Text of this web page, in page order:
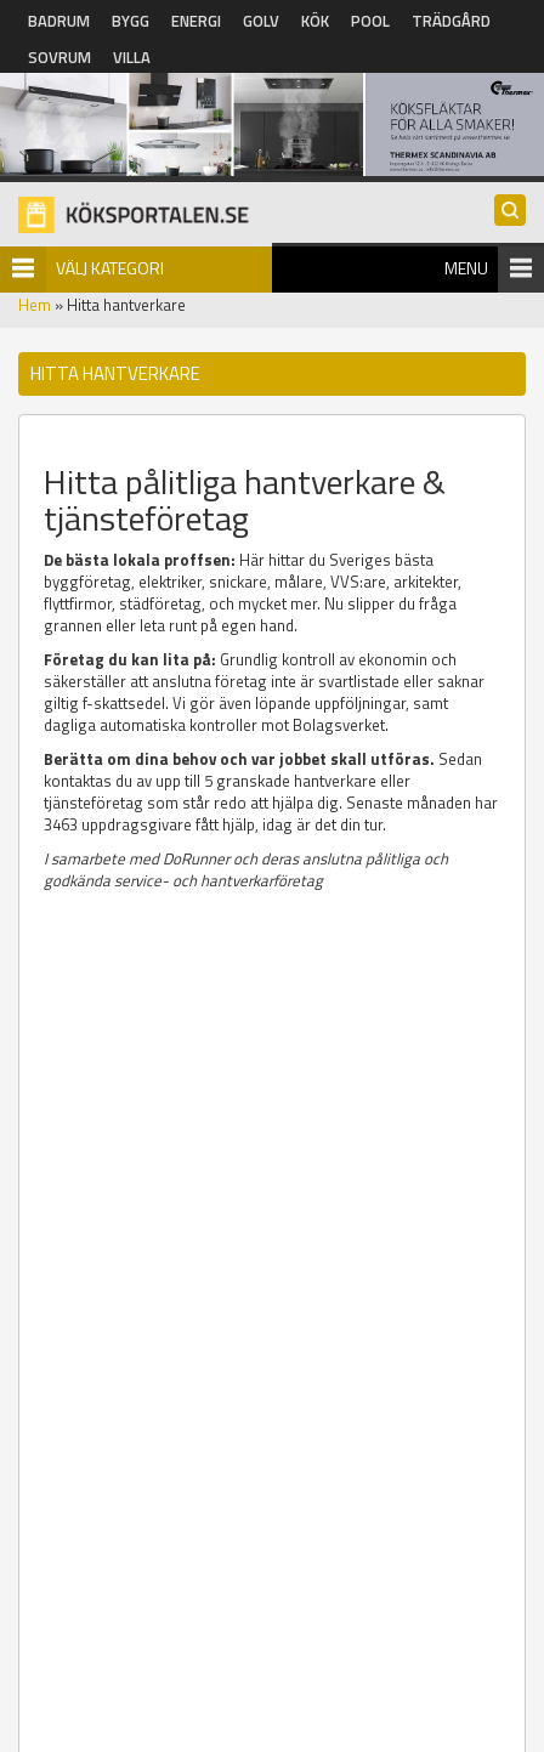
Hoppa till huvudinnehåll
BADRUM BYGG ENERGI GOLV KÖK POOL
TRÄDGÅRD
SOVRUM
VILLA
VÄLJ KATEGORI MENU
Hem » Hitta hantverkare
HITTA HANTVERKARE
Hitta pålitliga hantverkare &
tjänsteföretag
De bästa lokala proffsen: Här hittar du Sveriges bästa
byggföretag, elektriker, snickare, målare, VVS:are, arkitekter,
flyttfirmor, städföretag, och mycket mer. Nu slipper du fråga
grannen eller leta runt på egen hand.
Företag du kan lita på: Grundlig kontroll av ekonomin och
säkerställer att anslutna företag inte är svartlistade eller saknar
giltig f-skattsedel. Vi gör även löpande uppföljningar, samt
dagliga automatiska kontroller mot Bolagsverket.
Berätta om dina behov och var jobbet skall utföras. Sedan
kontaktas du av upp till 5 granskade hantverkare eller
tjänsteföretag som står redo att hjälpa dig. Senaste månaden har
3463 uppdragsgivare fått hjälp, idag är det din tur.
I samarbete med DoRunner och deras anslutna pålitliga och
godkända service- och hantverkarföretag